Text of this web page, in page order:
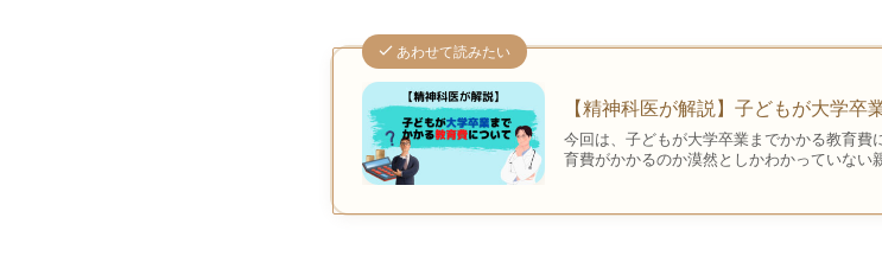
あわせて読みたい
【精神科医が解説】子どもが大学卒
今回は、子どもが大学卒業までかかる教育
育費がかかるのか漠然としかわかっていな